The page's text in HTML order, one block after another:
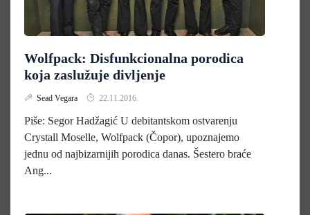
Wolfpack: Disfunkcionalna porodica
koja zaslužuje divljenje
Sead Vegara 22.11.2016.
Piše: Segor Hadžagić U debitantskom ostvarenju
Crystall Moselle, Wolfpack (Čopor), upoznajemo
jednu od najbizarnijih porodica danas. Šestero braće
Ang...